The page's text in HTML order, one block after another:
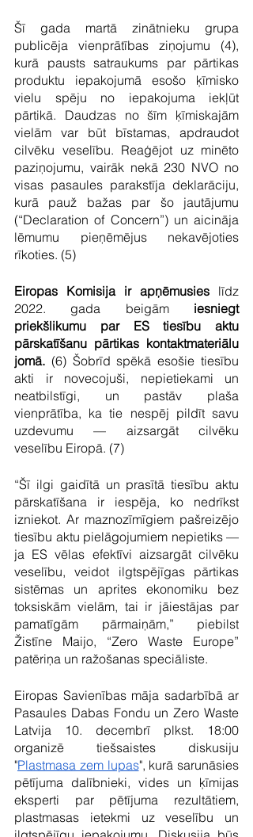
Šī gada martā zinātnieku grupa
publicēja vienprātības ziņojumu (4),
kurā pausts satraukums par pārtikas
produktu iepakojumā esošo ķīmisko
vielu spēju no iepakojuma iekļūt
pārtikā. Daudzas no šīm ķīmiskajām
vielām var būt bīstamas, apdraudot
cilvēku veselību. Reaģējot uz minēto
paziņojumu, vairāk nekā 230 NVO no
visas pasaules parakstīja deklarāciju,
kurā pauž bažas par šo jautājumu
(“Declaration of Concern”) un aicināja
lēmumu pieņēmējus nekavējoties
rīkoties. (5)
Eiropas Komisija ir apņēmusies līdz
2022. gada beigām iesniegt
priekšlikumu par ES tiesību aktu
pārskatīšanu pārtikas kontaktmateriālu
jomā. (6) Šobrīd spēkā esošie tiesību
akti ir novecojuši, nepietiekami un
neatbilstīgi, un pastāv plaša
vienprātība, ka tie nespēj pildīt savu
uzdevumu — aizsargāt cilvēku
veselību Eiropā. (7)
“Šī ilgi gaidītā un prasītā tiesību aktu
pārskatīšana ir iespēja, ko nedrīkst
izniekot. Ar maznozīmīgiem pašreizējo
tiesību aktu pielāgojumiem nepietiks —
ja ES vēlas efektīvi aizsargāt cilvēku
veselību, veidot ilgtspējīgas pārtikas
sistēmas un aprites ekonomiku bez
toksiskām vielām, tai ir jāiestājas par
pamatīgām pārmaiņām,” piebilst
Žistīne Maijo, “Zero Waste Europe”
patēriņa un ražošanas speciāliste.
Eiropas Savienības māja sadarbībā ar
Pasaules Dabas Fondu un Zero Waste
Latvija 10. decembrī plkst. 18:00
organizē tiešsaistes diskusiju
"Plastmasa zem lupas", kurā sarunāsies
pētījuma dalībnieki, vides un ķīmijas
eksperti par pētījuma rezultātiem,
plastmasas ietekmi uz veselību un